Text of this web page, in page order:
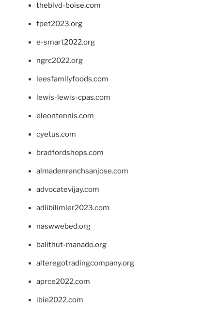
theblvd-boise.com
fpet2023.org
e-smart2022.org
ngrc2022.org
leesfamilyfoods.com
lewis-lewis-cpas.com
eleontennis.com
cyetus.com
bradfordshops.com
almadenranchsanjose.com
advocatevijay.com
adlibilimler2023.com
naswwebed.org
balithut-manado.org
alteregotradingcompany.org
aprce2022.com
ibie2022.com